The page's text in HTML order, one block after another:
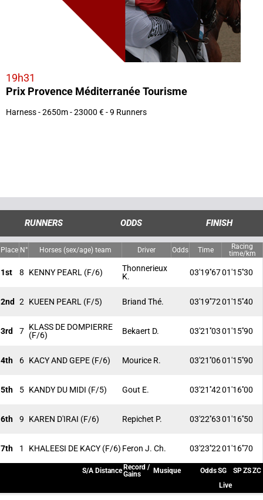
19h31
Prix Provence Méditerranée Tourisme
Harness - 2650m - 23000 € - 9 Runners
RUNNERS ODDS FINISH
Place N° Horses (sex/age) team Driver Odds Time
Racing
time/km
1st 8 KENNY PEARL (F/6)
Thonnerieux
K.
03'19''6701'15''30
2nd 2 KUEEN PEARL (F/5) Briand Thé. 03'19''7201'15''40
3rd 7 KLASS DE DOMPIERRE
(F/6)
Bekaert D. 03'21''0301'15''90
4th 6 KACY AND GEPE (F/6) Mourice R. 03'21''0601'15''90
5th 5 KANDY DU MIDI (F/5) Gout E. 03'21''4201'16''00
6th 9 KAREN D'IRAI (F/6) Repichet P. 03'22''6301'16''50
7th 1 KHALEESI DE KACY (F/6) Feron J. Ch. 03'23''2201'16''70
S/A Distance Record /
Gains
Musique OddsSG SPZSZC
Live